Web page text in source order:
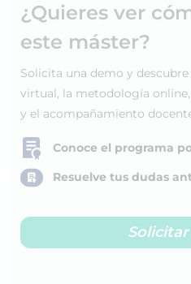
¿Quieres ver
este máster?
Solicita una demo y
virtual, la metodología
y el acompañamiento
Conoce el programa
Resuelve tus dudas